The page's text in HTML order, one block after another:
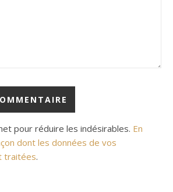
pour réduire les indésirables. En
dont les données de vos
traitées.